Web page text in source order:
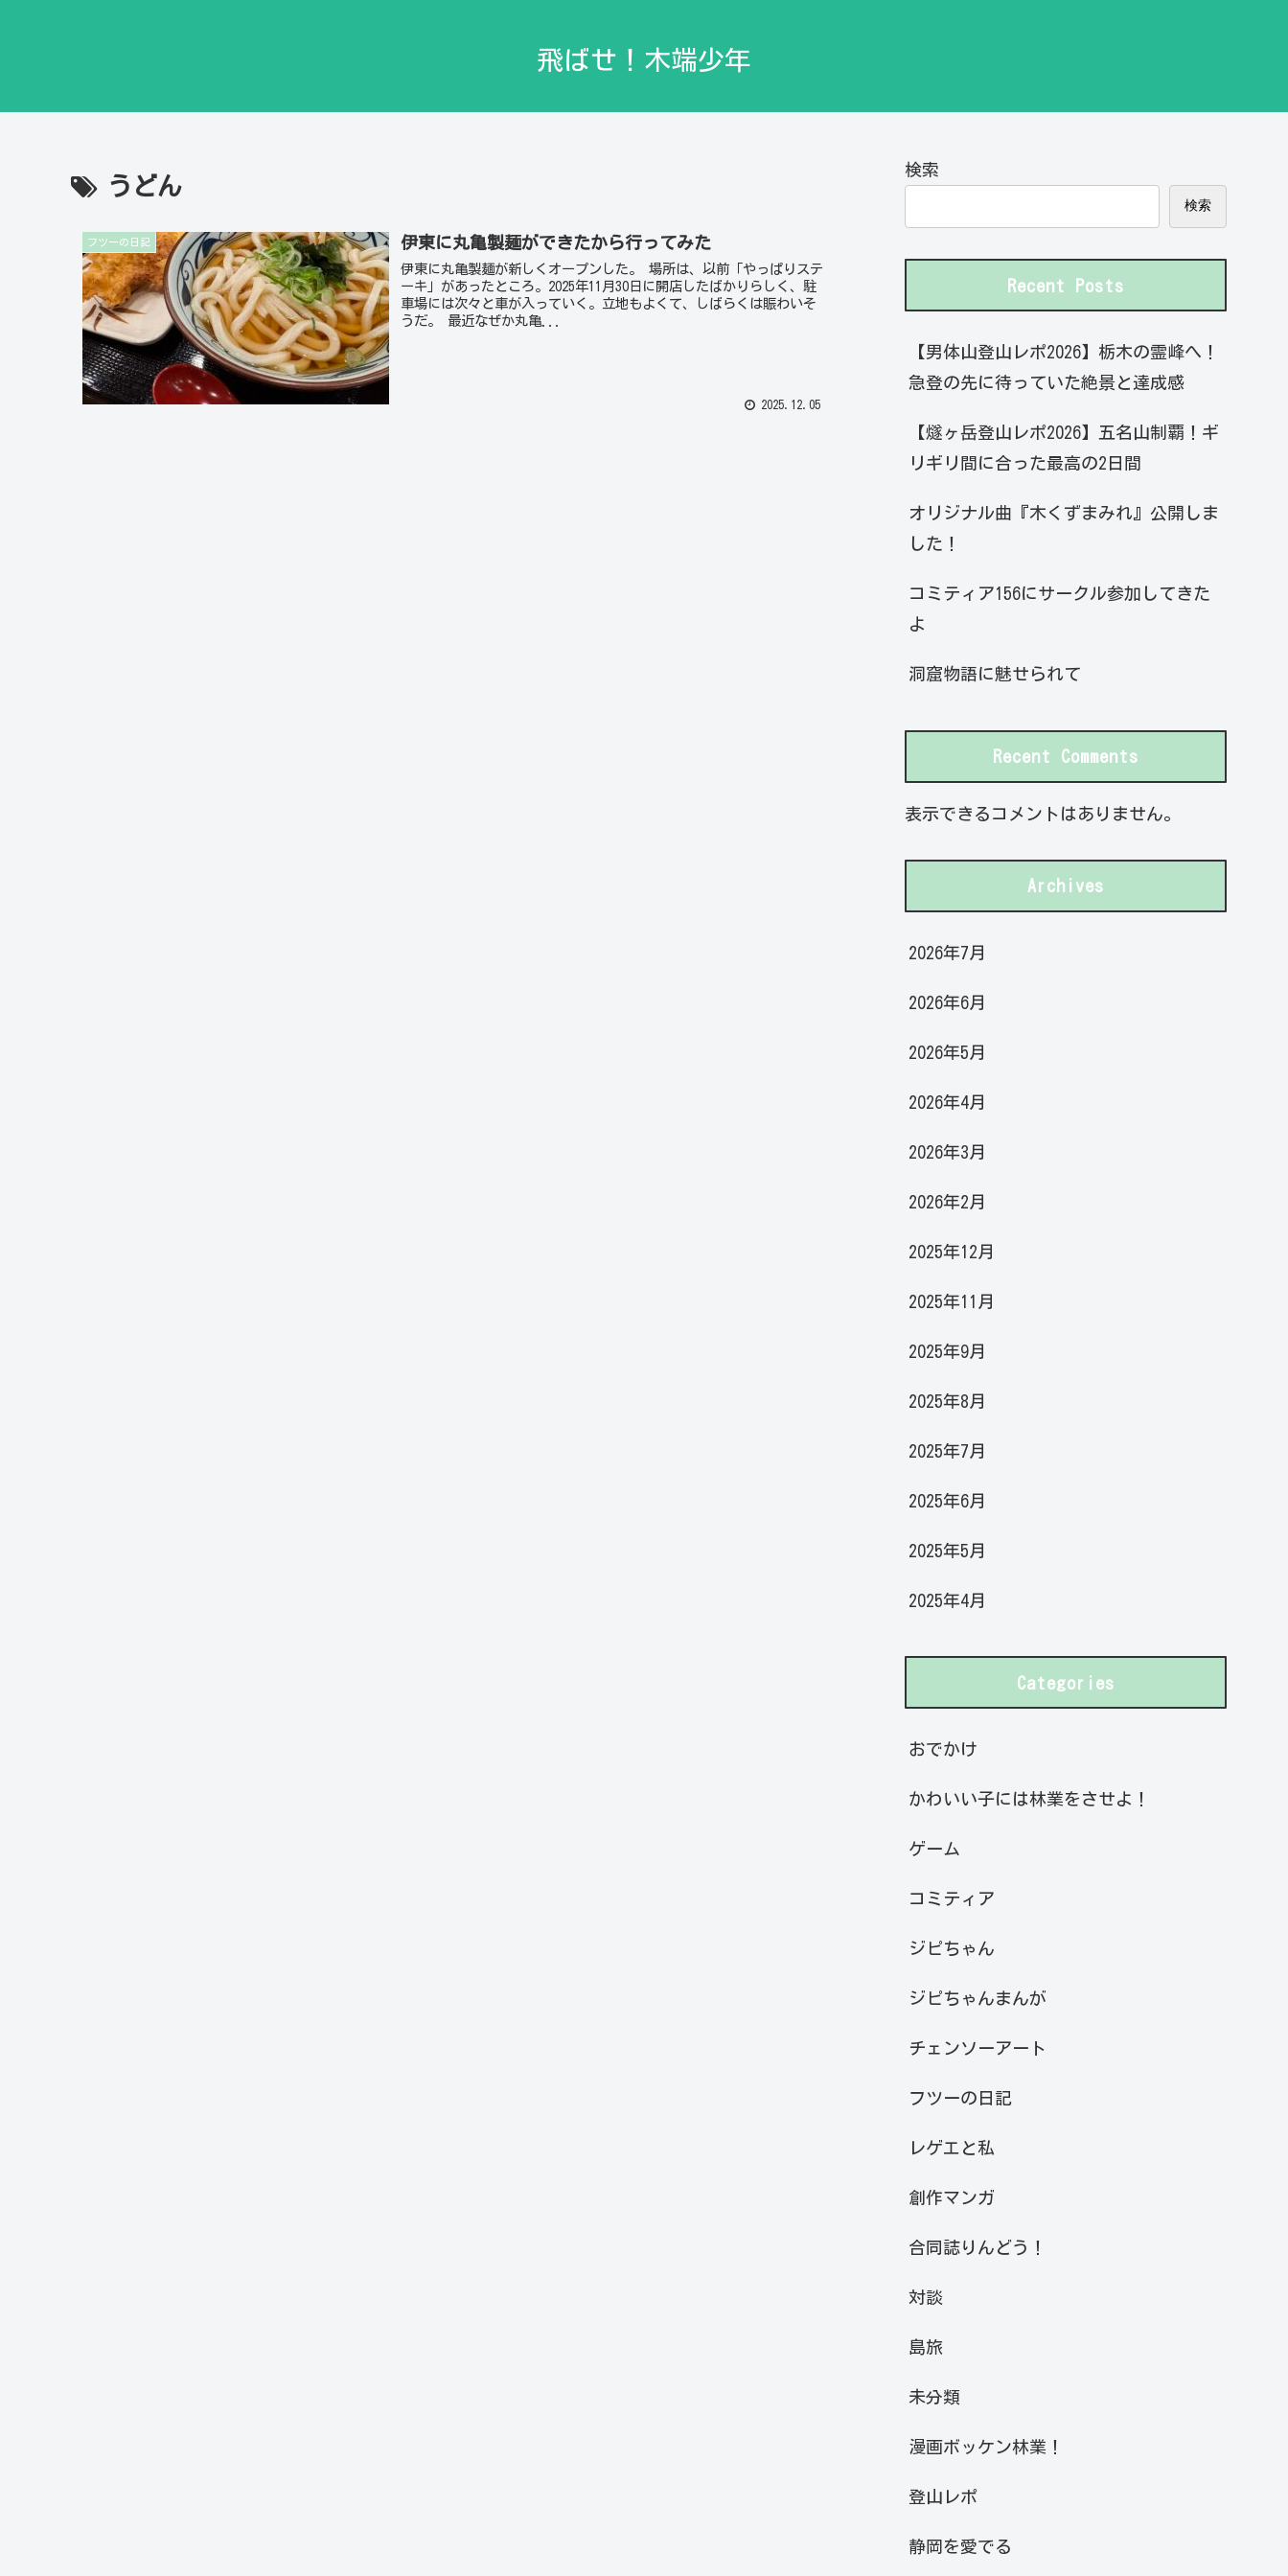
飛ばせ！木端少年
うどん
フツーの日記 伊東に丸亀製麺ができたから行ってみた
伊東に丸亀製麺が新しくオープンした。 場所は、以前「やっぱりステ
ーキ」があったところ。2025年11月30日に開店したばかりらしく、駐
車場には次々と車が入っていく。立地もよくて、しばらくは賑わいそ
うだ。 最近なぜか丸亀...
2025.12.05
検索
検索
Recent Posts
【男体山登山レポ2026】栃木の霊峰へ！
急登の先に待っていた絶景と達成感
【燧ヶ岳登山レポ2026】五名山制覇！ギ
リギリ間に合った最高の2日間
オリジナル曲『木くずまみれ』公開しま
した！
コミティア156にサークル参加してきた
よ
洞窟物語に魅せられて
Recent Comments
表示できるコメントはありません。
Archives
2026年7月
2026年6月
2026年5月
2026年4月
2026年3月
2026年2月
2025年12月
2025年11月
2025年9月
2025年8月
2025年7月
2025年6月
2025年5月
2025年4月
Categories
おでかけ
かわいい子には林業をさせよ！
ゲーム
コミティア
ジピちゃん
ジピちゃんまんが
チェンソーアート
フツーの日記
レゲエと私
創作マンガ
合同誌りんどう！
対談
島旅
未分類
漫画ボッケン林業！
登山レポ
静岡を愛でる